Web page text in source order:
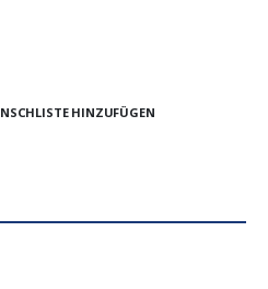
HINZUFÜGEN